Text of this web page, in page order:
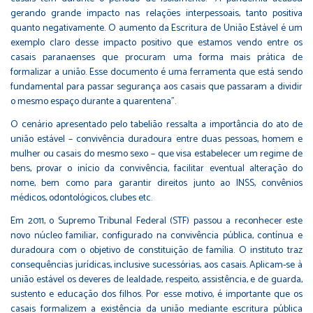
gerando grande impacto nas relações interpessoais, tanto positiva
quanto negativamente. O aumento da Escritura de União Estável é um
exemplo claro desse impacto positivo que estamos vendo entre os
casais paranaenses que procuram uma forma mais prática de
formalizar a união. Esse documento é uma ferramenta que está sendo
fundamental para passar segurança aos casais que passaram a dividir
o mesmo espaço durante a quarentena”.
O cenário apresentado pelo tabelião ressalta a importância do ato de
união estável – convivência duradoura entre duas pessoas, homem e
mulher ou casais do mesmo sexo – que visa estabelecer um regime de
bens, provar o início da convivência, facilitar eventual alteração do
nome, bem como para garantir direitos junto ao INSS, convênios
médicos, odontológicos, clubes etc.
Em 2011, o Supremo Tribunal Federal (STF) passou a reconhecer este
novo núcleo familiar, configurado na convivência pública, contínua e
duradoura com o objetivo de constituição de família. O instituto traz
consequências jurídicas, inclusive sucessórias, aos casais. Aplicam-se à
união estável os deveres de lealdade, respeito, assistência, e de guarda,
sustento e educação dos filhos. Por esse motivo, é importante que os
casais formalizem a existência da união mediante escritura pública